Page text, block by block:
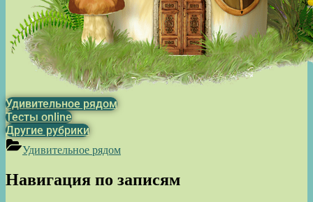
Удивительное рядом
Тесты online
Другие рубрики
Удивительное рядом
Навигация по записям